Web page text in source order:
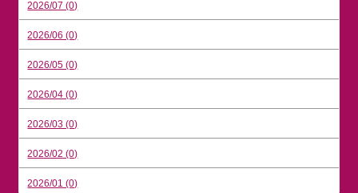
2026/07 (0)
2026/06 (0)
2026/05 (0)
2026/04 (0)
2026/03 (0)
2026/02 (0)
2026/01 (0)